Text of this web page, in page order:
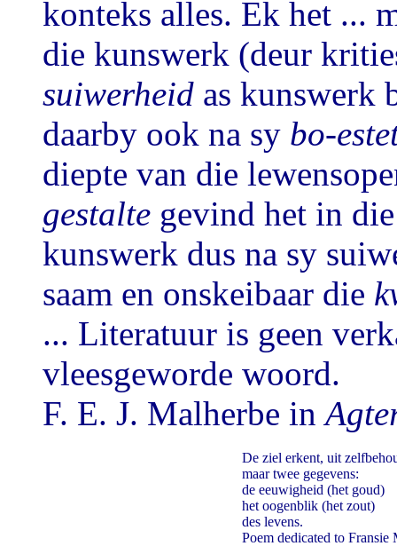
konteks alles. Ek het ...
die kunswerk (deur
suiwerheid as kunswerk
daarby ook na sy bo-
diepte van die
gestalte gevind het in
kunswerk dus na sy
saam en onskeibaar die
... Literatuur is geen
vleesgeworde woord.
F. E. J. Malherbe in
De ziel erkent, uit
maar twee gegevens:
de eeuwigheid (het goud)
het oogenblik (het zout)
des levens.
Poem dedicated to